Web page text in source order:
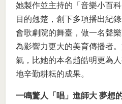
她製作並主持的「音樂小百
目的翹楚，創下多項播出紀
會歌劇院的舞臺，做一名聲
為影響力更大的美育傳播者
氣，比她的本名趙皓明更為
地辛勤耕耘的成果。
一鳴驚人「唱」進師大 夢想